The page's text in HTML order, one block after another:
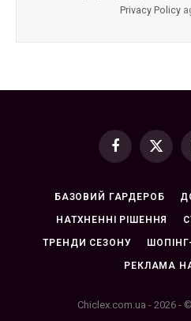
Privacy Policy
Facebook
X
БАЗОВИЙ ГАРДЕРОБ
НАТХНЕННІ РІШЕННЯ
ТРЕНДИ СЕЗОНУ
РЕКЛАМА
Chiclex.com.ua - 2026 -